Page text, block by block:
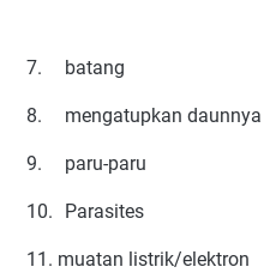
7. batang
8. mengatupkan daunnya
9. paru-paru
10. Parasites
11. muatan listrik/elektron